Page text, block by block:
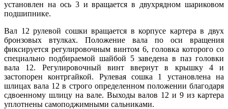
установлен на ось 3 и вращается в двухрядном шариковом
подшипнике.
Вал 12 рулевой сошки вращается в корпусе картера в двух
бронзовых втулках. Положение вала по оси вращения
фиксируется регулировочным винтом 6, головка которого со
специально подбираемой шайбой 5 заведена в паз головки
вала 12. Регулировочный винт ввернут в крышку 4 и
застопорен контргайкой. Рулевая сошка 1 установлена на
шлицах вала 12 в строго определенном положении благодаря
сдвоенному шлицу на вале. Выходы валов 12 и 9 из картера
уплотнены самоподжимными сальниками.